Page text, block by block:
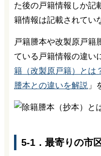
た後の戸籍情報しか記
籍情報は記載されてい
戸籍謄本や改製原戸籍
ている戸籍情報の違い
籍（改製原戸籍）とは
謄本との違いを解説 」
5-1．最寄りの市